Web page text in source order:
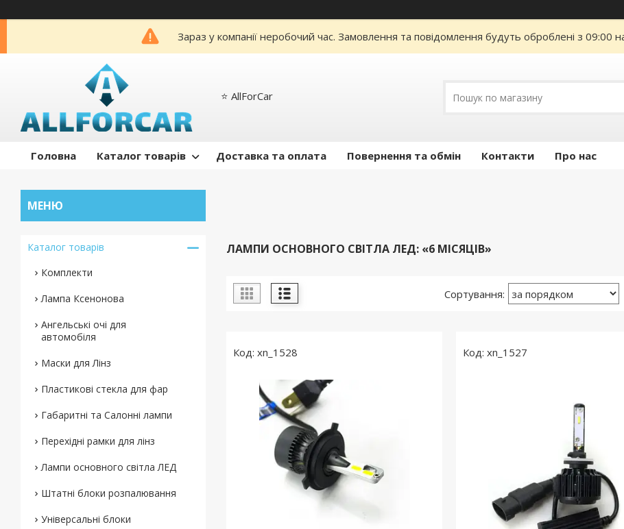
Зараз у компанії неробочий час. Замовлення та повідомлення будуть оброблені з 09:00
⭐️ AllForCar
Головна Каталог товарів Доставка та оплата Повернення та обмін Контакти Про нас
ЛАМПИ ОСНОВНОГО СВІТЛА ЛЕД: «6 МІСЯЦІВ»
xn_1528 xn_1527
Каталог товарів
Комплекти
Лампа Ксенонова
Ангельські очі для
автомобіля
Маски для Лінз
Пластикові стекла для фар
Габаритні та Салонні лампи
Перехідні рамки для лінз
Лампи основного світла ЛЕД
Штатні блоки розпалювання
Універсальні блоки